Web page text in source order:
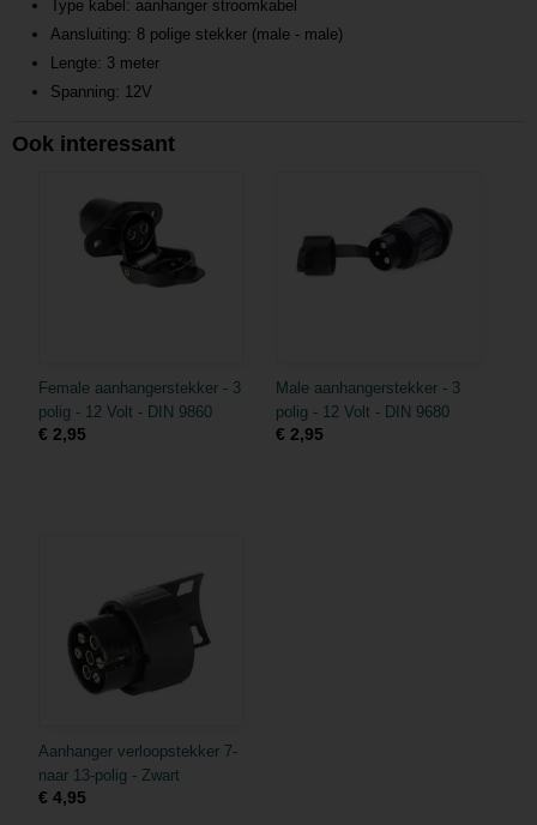
Type kabel: aanhanger stroomkabel
Aansluiting: 8 polige stekker (male - male)
Lengte: 3 meter
Spanning: 12V
Ook interessant
Female aanhangerstekker - 3
polig - 12 Volt - DIN 9860
€ 2,95
Male aanhangerstekker - 3
polig - 12 Volt - DIN 9680
€ 2,95
Aanhanger verloopstekker 7-
naar 13-polig - Zwart
€ 4,95